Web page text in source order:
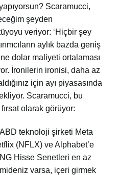
Scaramucci,
şeyden
veriyor: ‘Hiçbir şey
aylık bazda geniş
dolar maliyeti ortalaması
İronilerin ironisi, daha az
için ayı piyasasında
Scaramucci, bu
olarak görüyor:
teknoloji şirketi Meta
(NFLX) ve Alphabet’e
Hisse Senetleri en az
varsa, içeri girmek